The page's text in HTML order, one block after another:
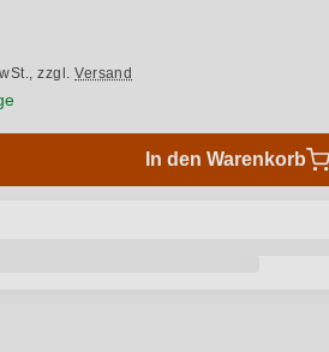
zzgl.Versand
In den Warenkorb